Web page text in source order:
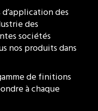
des
des
sociétés
nos produits dans
de finitions
à chaque